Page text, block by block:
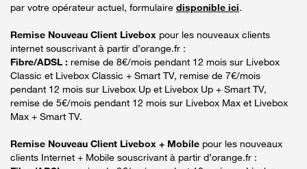
par votre opérateur actuel, formulaire disponible ici.
Remise Nouveau Client Livebox pour les nouveaux clients
internet souscrivant à partir d’orange.fr :
Fibre/ADSL : remise de 8€/mois pendant 12 mois sur Livebox
Classic et Livebox Classic + Smart TV, remise de 7€/mois
pendant 12 mois sur Livebox Up et Livebox Up + Smart TV,
remise de 5€/mois pendant 12 mois sur Livebox Max et Livebox
Max + Smart TV.
Remise Nouveau Client Livebox + Mobile pour les nouveaux
clients Internet + Mobile souscrivant à partir d’orange.fr :